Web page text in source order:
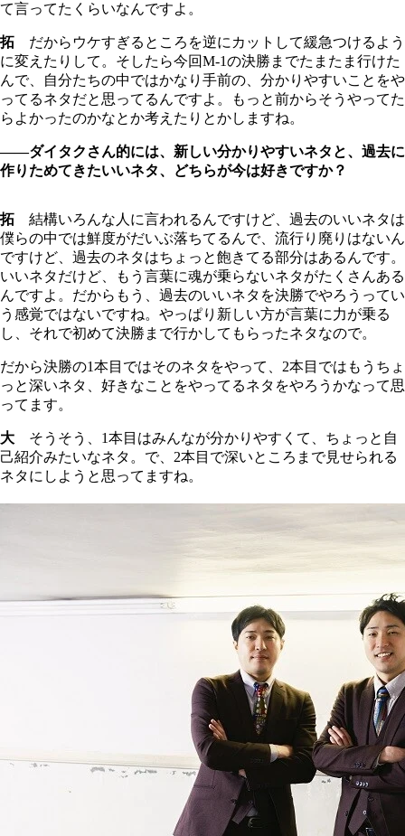
て言ってたくらいなんですよ。
拓 だからウケすぎるところを逆にカットして緩急つけるよう
に変えたりして。そしたら今回M-1の決勝までたまたま行けた
んで、自分たちの中ではかなり手前の、分かりやすいことをや
ってるネタだと思ってるんですよ。もっと前からそうやってた
らよかったのかなとか考えたりとかしますね。
――ダイタクさん的には、新しい分かりやすいネタと、過去に
作りためてきたいいネタ、どちらが今は好きですか？
拓 結構いろんな人に言われるんですけど、過去のいいネタは
僕らの中では鮮度がだいぶ落ちてるんで、流行り廃りはないん
ですけど、過去のネタはちょっと飽きてる部分はあるんです。
いいネタだけど、もう言葉に魂が乗らないネタがたくさんある
んですよ。だからもう、過去のいいネタを決勝でやろうってい
う感覚ではないですね。やっぱり新しい方が言葉に力が乗る
し、それで初めて決勝まで行かしてもらったネタなので。
だから決勝の1本目ではそのネタをやって、2本目ではもうちょ
っと深いネタ、好きなことをやってるネタをやろうかなって思
ってます。
大 そうそう、1本目はみんなが分かりやすくて、ちょっと自
己紹介みたいなネタ。で、2本目で深いところまで見せられる
ネタにしようと思ってますね。